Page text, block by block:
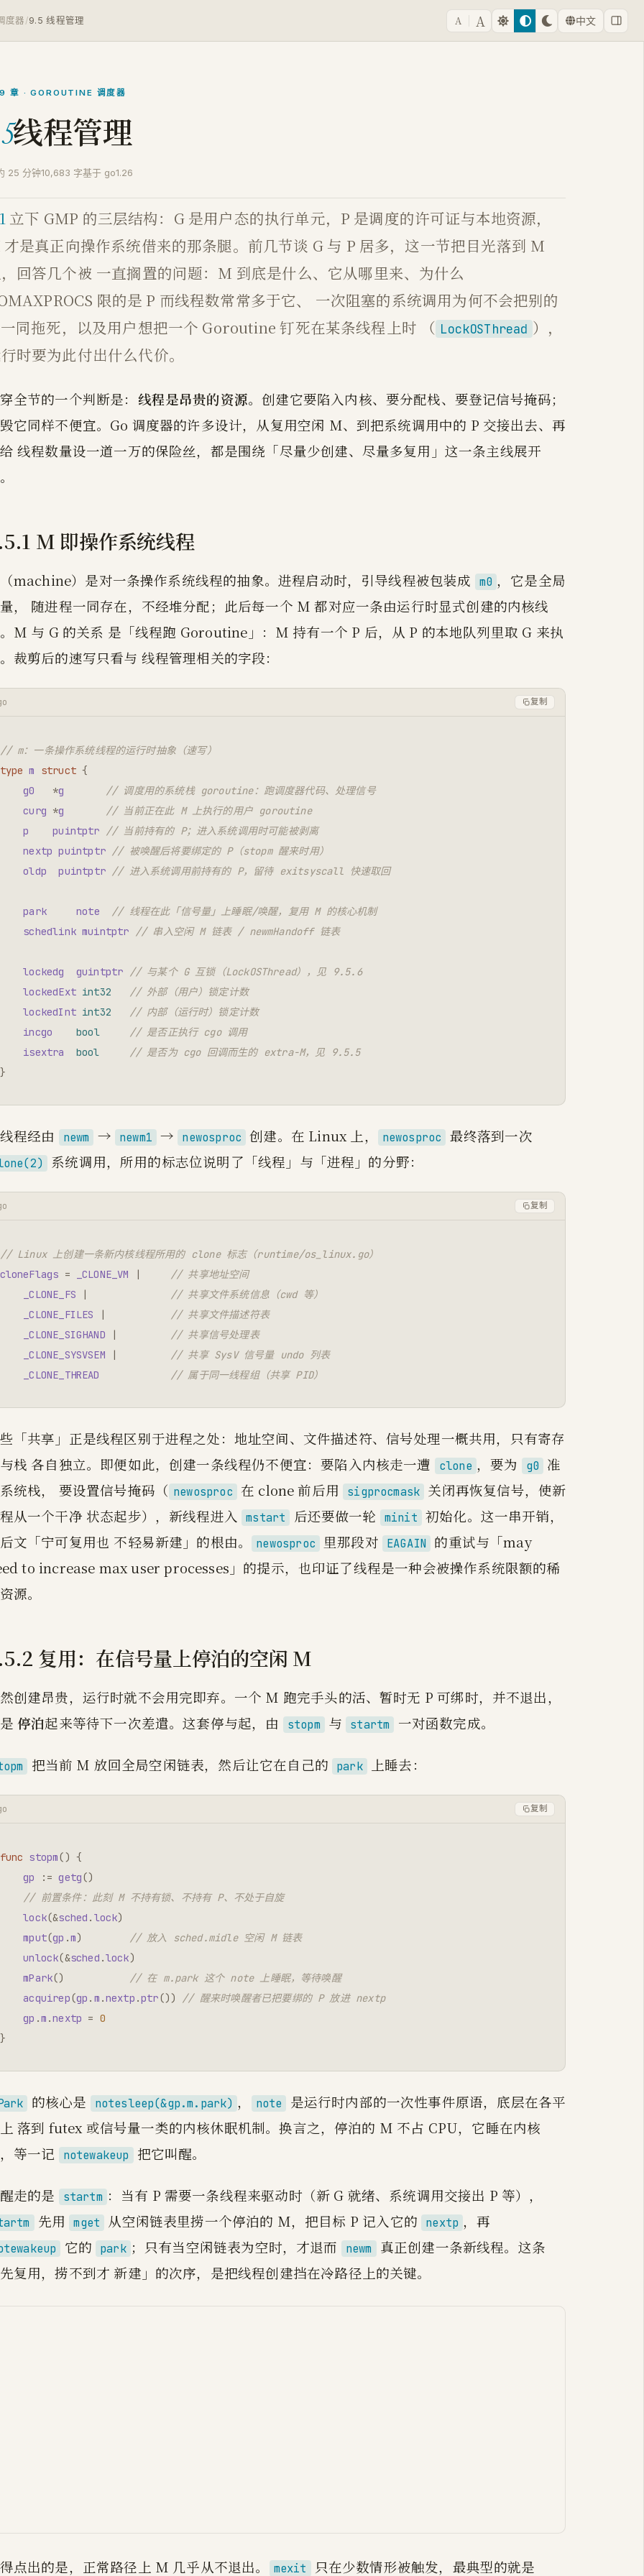
度器 /9.5 线程管理 A A 中文
章 · GOROUTINE 调度器
线程管理
25 分钟10,683 字基于 go1.26
立下 GMP 的三层结构：G 是用户态的执行单元，P 是调度的许可证与本地资源，
是真正向操作系统借来的那条腿。前几节谈 G 与 P 居多，这一节把目光落到 M
回答几个被 一直搁置的问题：M 到底是什么、它从哪里来、为什么
限的是 P 而线程数常常多于它、 一次阻塞的系统调用为何不会把别的
同拖死，以及用户想把一个 Goroutine 钉死在某条线程上时 （ LockOSThread ），
时要为此付出什么代价。
全节的一个判断是： 线程是昂贵的资源。创建它要陷入内核、要分配栈、要登记信号掩码；
它同样不便宜。Go 调度器的许多设计，从复用空闲 M、到把系统调用中的 P 交接出去、再
线程数量设一道一万的保险丝，都是围绕「尽量少创建、尽量多复用」这一条主线展开
M 即操作系统线程
machine）是对一条操作系统线程的抽象。进程启动时，引导线程被包装成 m0 ，它是全局
， 随进程一同存在，不经堆分配；此后每一个 M 都对应一条由运行时显式创建的内核线
M 与 G 的关系 是「线程跑 Goroutine」：M 持有一个 P 后，从 P 的本地队列里取 G 来执
裁剪后的速写只看与 线程管理相关的字段：
复制
// m：一条操作系统线程的运行时抽象（速写）
type m struct {
g0
*g
// 调度用的系统栈 goroutine：跑调度器代码、处理信号
curg *g
// 当前正在此 M 上执行的用户 goroutine
p
puintptr
// 当前持有的 P；进入系统调用时可能被剥离
nextp puintptr // 被唤醒后将要绑定的 P（stopm 醒来时用）
oldp
puintptr // 进入系统调用前持有的 P，留待 exitsyscall 快速取回
park note
// 线程在此「信号量」上睡眠/唤醒，复用 M 的核心机制
schedlink muintptr // 串入空闲 M 链表 / newmHandoff 链表
lockedg guintptr
// 与某个 G 互锁（LockOSThread），见 9.5.6
lockedExt int32
// 外部（用户）锁定计数
lockedInt int32
// 内部（运行时）锁定计数
incgo
bool
// 是否正执行 cgo 调用
isextra
bool
// 是否为 cgo 回调而生的 extra-M，见 9.5.5
}
程经由 newm → newm1 → newosproc 创建。在 Linux 上， newosproc 最终落到一次
系统调用，所用的标志位说明了「线程」与「进程」的分野：
复制
// Linux 上创建一条新内核线程所用的 clone 标志（runtime/os_linux.go）
cloneFlags = _CLONE_VM |
// 共享地址空间
_CLONE_FS
|
// 共享文件系统信息（cwd 等）
_CLONE_FILES
|
// 共享文件描述符表
_CLONE_SIGHAND
|
// 共享信号处理表
_CLONE_SYSVSEM
|
// 共享 SysV 信号量 undo 列表
_CLONE_THREAD
// 属于同一线程组（共享 PID）
「共享」正是线程区别于进程之处：地址空间、文件描述符、信号处理一概共用，只有寄存
栈 各自独立。即便如此，创建一条线程仍不便宜：要陷入内核走一遭
clone ，要为 g0 准
统栈， 要设置信号掩码（ newosproc 在 clone 前后用 sigprocmask 关闭再恢复信号，使新
从一个干净 状态起步），新线程进入 mstart 后还要做一轮 minit 初始化。这一串开销，
文「宁可复用也 不轻易新建」的根由。 newosproc 里那段对 EAGAIN
的重试与「may
to increase max user processes」的提示，也印证了线程是一种会被操作系统限额的稀
源。
复用：在信号量上停泊的空闲 M
创建昂贵，运行时就不会用完即弃。一个 M 跑完手头的活、暂时无 P 可绑时，并不退出，
停泊起来等待下一次差遣。这套停与起，由 stopm 与 startm 一对函数完成。
把当前 M 放回全局空闲链表，然后让它在自己的 park 上睡去：
复制
func stopm() {
gp
:= getg()
// 前置条件：此刻 M 不持有锁、不持有 P、不处于自旋
lock(&sched . lock)
mput(gp .m)
// 放入 sched.midle 空闲 M 链表
unlock(&sched .lock)
mPark()
// 在 m.park 这个 note 上睡眠，等待唤醒
acquirep(gp . m .nextp .ptr())
// 醒来时唤醒者已把要绑的 P 放进 nextp
gp .m .nextp = 0
}
的核心是 notesleep(&gp.m.park) ， note
是运行时内部的一次性事件原语，底层在各平
落到 futex 或信号量一类的内核休眠机制。换言之，停泊的 M 不占 CPU，它睡在内核
等一记
notewakeup 把它叫醒。
走的是 startm ：当有 P 需要一条线程来驱动时（新 G 就绪、系统调用交接出 P 等），
先用 mget 从空闲链表里捞一个停泊的 M，把目标 P 记入它的 nextp ，再
它的 park ；只有当空闲链表为空时，才退而 newm 真正创建一条新线程。这条
复用，捞不到才 新建」的次序，是把线程创建挡在冷路径上的关键。
点出的是，正常路径上 M 几乎从不退出。 mexit 只在少数情形被触发，最典型的就是